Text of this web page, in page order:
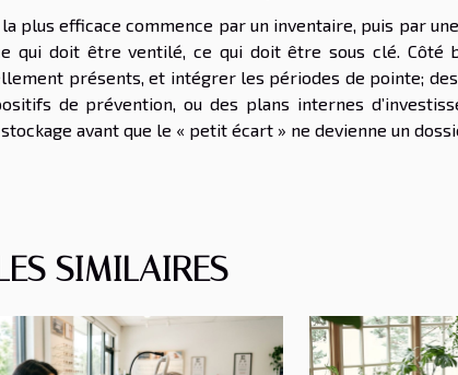
plus efficace commence par un inventaire, puis par
qui doit être ventilé, ce qui doit être sous clé. Côté
présents, et intégrer les périodes de pointe;
de prévention, ou des plans internes
avant que le « petit écart » ne devienne un
SIMILAIRES